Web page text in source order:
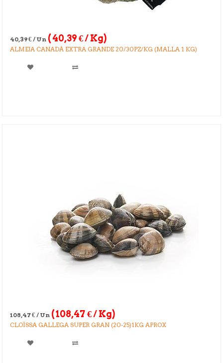
40,39€ / Un (40,39€/ Kg)
ALMEJA CANADÀ EXTRA GRANDE 20/30PZ/KG (MALLA 1 KG)
108,47€ / Un (108,47€/ Kg)
CLOÏSSA GALLEGA SUPER GRAN (20-25)1KG APROX